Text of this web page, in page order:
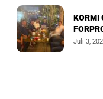
KORMI
600
Juli 3,